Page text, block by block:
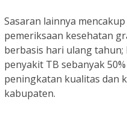
Sasaran lainnya
pemeriksaan kesehatan
berbasis hari ulang tahun;
penyakit TB sebanyak
peningkatan kualitas dan
kabupaten.